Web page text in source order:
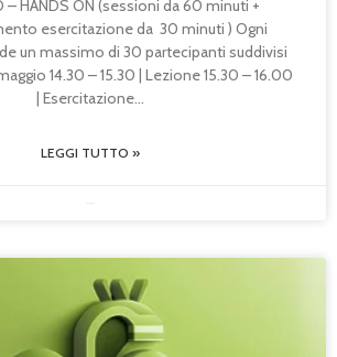
– HANDS ON (sessioni da 60 minuti +
esercitazione da 30 minuti ) Ogni
un massimo di 30 partecipanti suddivisi
14.30 – 15.30 | Lezione 15.30 – 16.00
| Esercitazione
LEGGI TUTTO »